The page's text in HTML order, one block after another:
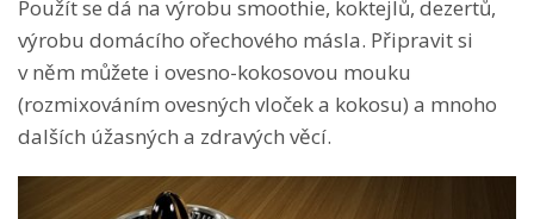
Použít se dá na výrobu smoothie, koktejlů, dezertů,
výrobu domácího ořechového másla. Připravit si
v něm můžete i ovesno-kokosovou mouku
(rozmixováním ovesných vloček a kokosu) a mnoho
dalších úžasných a zdravých věcí.